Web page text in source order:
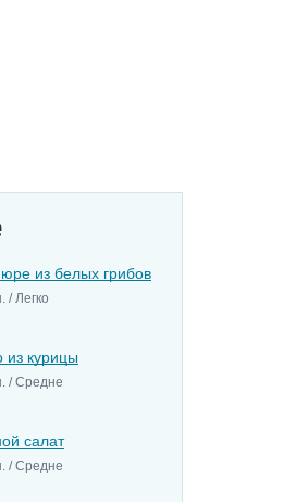
из белых грибов
/ Легко
из курицы
/ Средне
салат
/ Средне